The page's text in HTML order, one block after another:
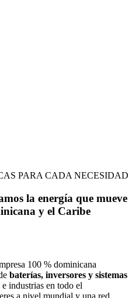
PARA CADA NECESIDAD
la energía que mueve
y el Caribe
100 % dominicana
baterías, inversores y sistemas
industrias en todo el
a nivel mundial y una red